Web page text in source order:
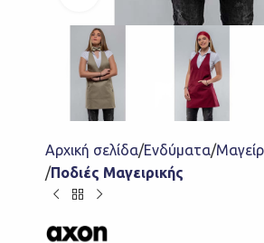
Αρχική σελίδα Ενδύματα
Ποδιές Μαγειρικής